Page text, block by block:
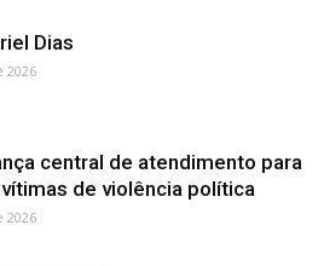
Dias
2026
central de atendimento para
de violência política
2026